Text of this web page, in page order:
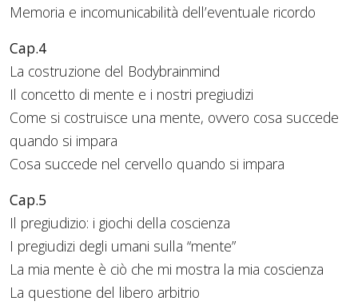
Memoria e incomunicabilità dell’eventuale ricordo
Cap.4
La costruzione del Bodybrainmind
Il concetto di mente e i nostri pregiudizi
Come si costruisce una mente, ovvero cosa succede
quando si impara
Cosa succede nel cervello quando si impara
Cap.5
Il pregiudizio: i giochi della coscienza
I pregiudizi degli umani sulla “mente”
La mia mente è ciò che mi mostra la mia coscienza
La questione del libero arbitrio